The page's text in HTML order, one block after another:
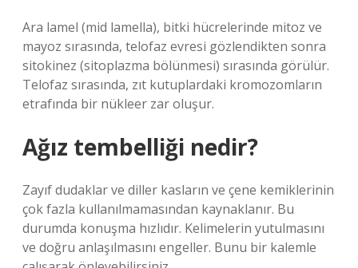
Ara lamel (mid lamella), bitki hücrelerinde mitoz ve
mayoz sırasında, telofaz evresi gözlendikten sonra
sitokinez (sitoplazma bölünmesi) sırasında görülür.
Telofaz sırasında, zıt kutuplardaki kromozomların
etrafında bir nükleer zar oluşur.
Ağız tembelliği nedir?
Zayıf dudaklar ve diller kasların ve çene kemiklerinin
çok fazla kullanılmamasından kaynaklanır. Bu
durumda konuşma hızlıdır. Kelimelerin yutulmasını
ve doğru anlaşılmasını engeller. Bunu bir kalemle